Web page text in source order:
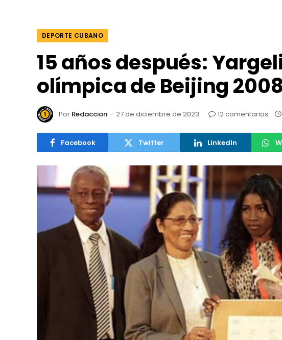
DEPORTE CUBANO
15 años después:
olímpica de Beijing 2008
Por Redaccion 27 de diciembre de 2023 12 comentarios
Facebook Twitter LinkedIn